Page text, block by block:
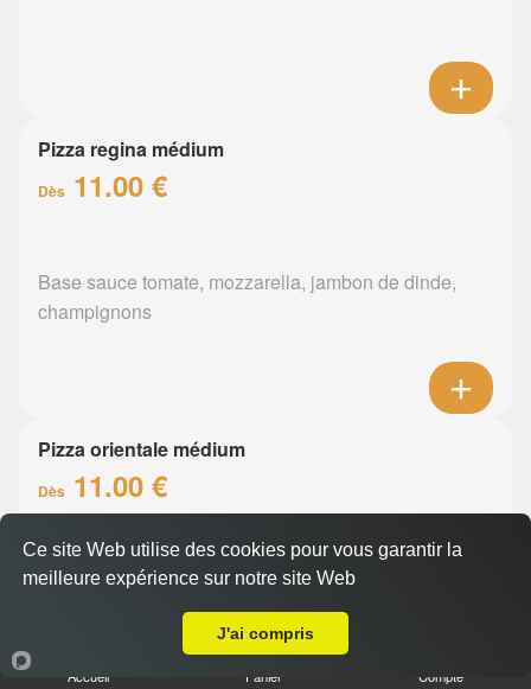
Pizza regina médium
Dès 11.00 €
Base sauce tomate, mozzarella, jambon de dinde,
champignons
Pizza orientale médium
Dès 11.00 €
Base sauce tomate, mozzarella, merguez, poivrons
Accueil Panier Compte
Ce site Web utilise des cookies pour vous garantir la
meilleure expérience sur notre site Web
J'ai compris